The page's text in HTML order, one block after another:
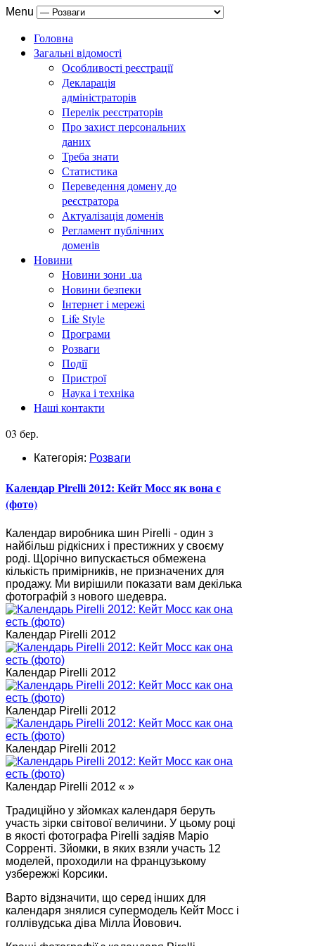
Menu
Головна
Загальні відомості
Особливості реєстрації
Декларація
адміністраторів
Перелік реєстраторів
Про захист персональних
даних
Треба знати
Статистика
Переведення домену до
реєстратора
Актуалізація доменів
Регламент публічних
доменів
Новини
Новини зони .ua
Новини безпеки
Інтернет і мережі
Life Style
Програми
Розваги
Події
Пристрої
Наука і техніка
Наші контакти
03 бер.
Категорія: Розваги
Календар Pirelli 2012: Кейт Мосс як вона є
(фото)
Календар виробника шин Pirelli - один з
найбільш рідкісних і престижних у своєму
роді. Щорічно випускається обмежена
кількість примірників, не призначених для
продажу. Ми вирішили показати вам декілька
фотографій з нового шедевра.
Календар Pirelli 2012
Календар Pirelli 2012
Календар Pirelli 2012
Календар Pirelli 2012
Календар Pirelli 2012 « »
Традиційно у зйомках календаря беруть
участь зірки світової величини. У цьому році
в якості фотографа Pirelli задіяв Маріо
Сорренті. Зйомки, в яких взяли участь 12
моделей, проходили на французькому
узбережжі Корсики.
Варто відзначити, що серед інших для
календаря знялися супермодель Кейт Мосс і
голлівудська діва Мілла Йовович.